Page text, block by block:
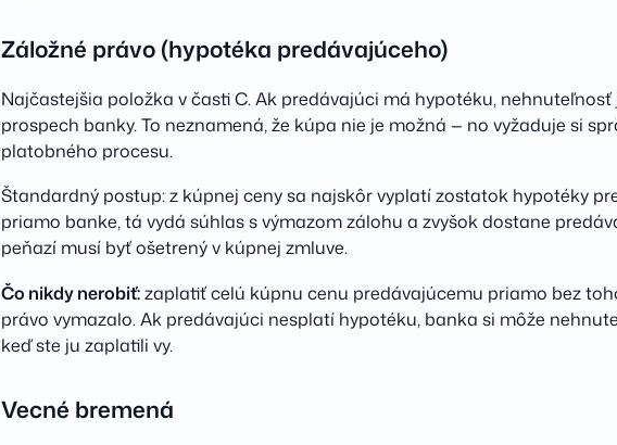
Záložné právo (hypotéka predávajúceho)
Najčastejšia položka v časti C. Ak predávajúci má hypotéku, nehnuteľnosť
prospech banky. To neznamená, že kúpa nie je možná — no vyžaduje si
platobného procesu.
Štandardný postup: z kúpnej ceny sa najskôr vyplatí zostatok hypotéky
priamo banke, tá vydá súhlas s výmazom zálohu a zvyšok dostane
peňazí musí byť ošetrený v kúpnej zmluve.
Čo nikdy nerobiť:zaplatiť celú kúpnu cenu predávajúcemu priamo bez
právo vymazalo. Ak predávajúci nesplatí hypotéku, banka si môže
keď ste ju zaplatili vy.
Vecné bremená